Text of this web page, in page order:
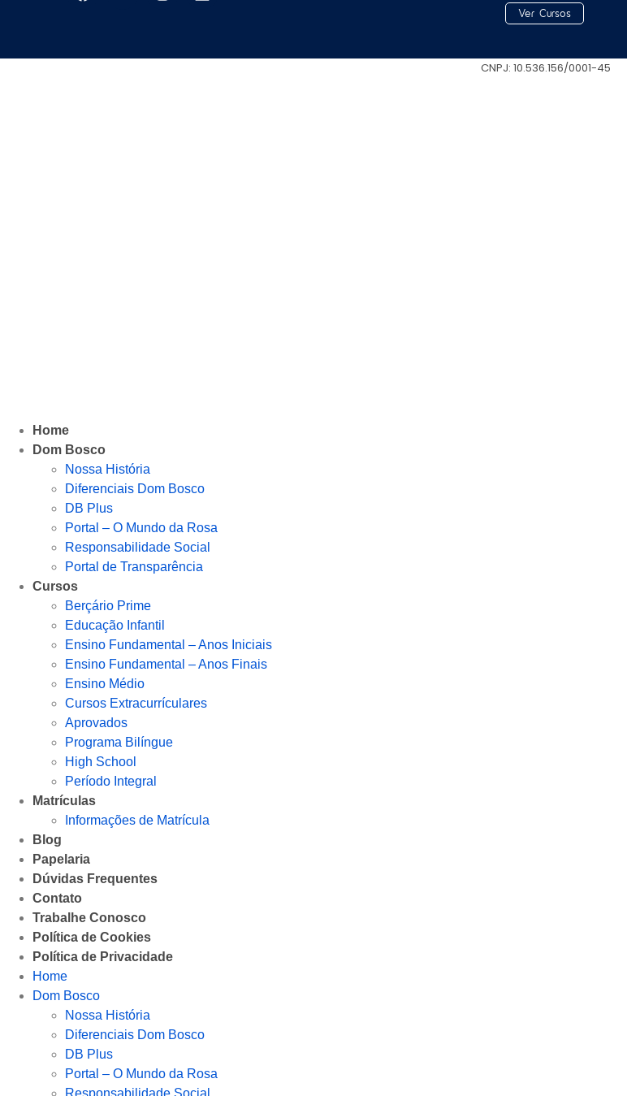
Ver Cursos
CNPJ: 10.536.156/0001-45
Home
Dom Bosco
Nossa História
Diferenciais Dom Bosco
DB Plus
Portal – O Mundo da Rosa
Responsabilidade Social
Portal de Transparência
Cursos
Berçário Prime
Educação Infantil
Ensino Fundamental – Anos Iniciais
Ensino Fundamental – Anos Finais
Ensino Médio
Cursos Extracurrículares
Aprovados
Programa Bilíngue
High School
Período Integral
Matrículas
Informações de Matrícula
Blog
Papelaria
Dúvidas Frequentes
Contato
Trabalhe Conosco
Política de Cookies
Política de Privacidade
Home
Dom Bosco
Nossa História
Diferenciais Dom Bosco
DB Plus
Portal – O Mundo da Rosa
Responsabilidade Social